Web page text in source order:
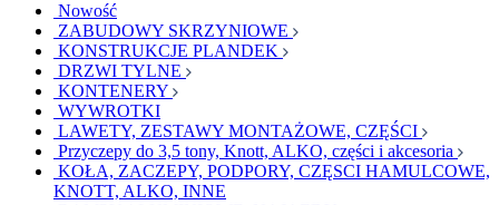
Nowość
ZABUDOWY SKRZYNIOWE
KONSTRUKCJE PLANDEK
DRZWI TYLNE
KONTENERY
WYWROTKI
LAWETY, ZESTAWY MONTAŻOWE, CZĘŚCI
Przyczepy do 3,5 tony, Knott, ALKO, części i akcesoria
KOŁA, ZACZEPY, PODPORY, CZĘSCI HAMULCOWE,
KNOTT, ALKO, INNE